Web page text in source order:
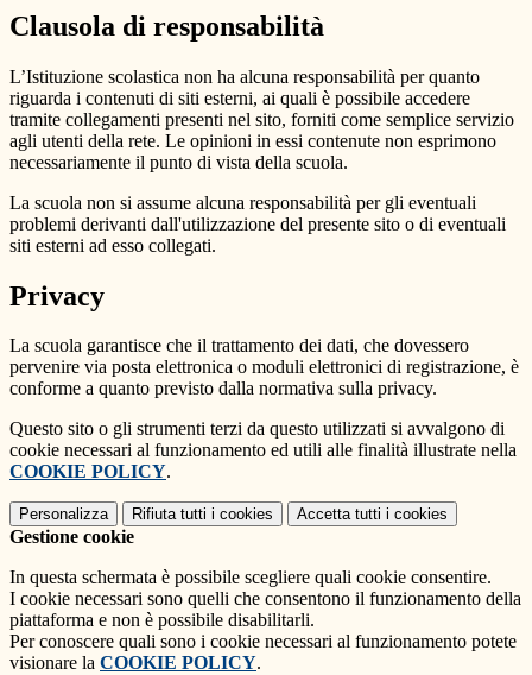
Clausola di responsabilità
L’Istituzione scolastica non ha alcuna responsabilità per quanto
riguarda i contenuti di siti esterni, ai quali è possibile accedere
tramite collegamenti presenti nel sito, forniti come semplice servizio
agli utenti della rete. Le opinioni in essi contenute non esprimono
necessariamente il punto di vista della scuola.
La scuola non si assume alcuna responsabilità per gli eventuali
problemi derivanti dall'utilizzazione del presente sito o di eventuali
siti esterni ad esso collegati.
Privacy
La scuola garantisce che il trattamento dei dati, che dovessero
pervenire via posta elettronica o moduli elettronici di registrazione, è
conforme a quanto previsto dalla normativa sulla privacy.
Questo sito o gli strumenti terzi da questo utilizzati si avvalgono di
cookie necessari al funzionamento ed utili alle finalità illustrate nella
COOKIE POLICY.
Personalizza Rifiuta tutti i cookies Accetta tutti i cookies
Gestione cookie
In questa schermata è possibile scegliere quali cookie consentire.
I cookie necessari sono quelli che consentono il funzionamento della
piattaforma e non è possibile disabilitarli.
Per conoscere quali sono i cookie necessari al funzionamento potete
visionare la COOKIE POLICY.